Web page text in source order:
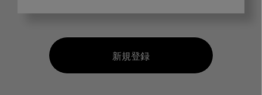
新規登録